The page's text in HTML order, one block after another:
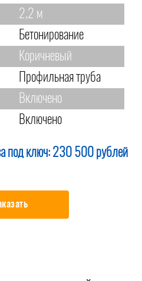
2,2 м
Бетонирование
Коричневый
Профильная труба
Включено
Включено
под ключ: 230 500 рублей